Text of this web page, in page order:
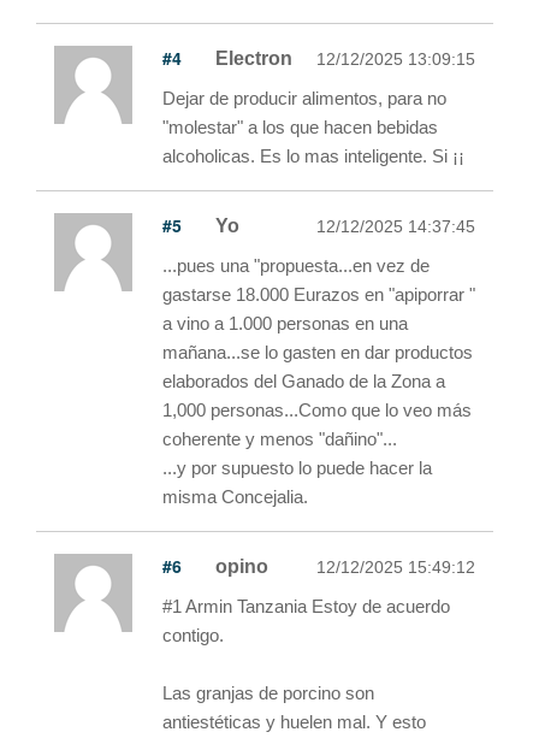
#4 Electron 12/12/2025 13:09:15
Dejar de producir alimentos, para no
"molestar" a los que hacen bebidas
alcoholicas. Es lo mas inteligente. Si ¡¡
#5 Yo 12/12/2025 14:37:45
...pues una "propuesta...en vez de
gastarse 18.000 Eurazos en "apiporrar "
a vino a 1.000 personas en una
mañana...se lo gasten en dar productos
elaborados del Ganado de la Zona a
1,000 personas...Como que lo veo más
coherente y menos "dañino"...
...y por supuesto lo puede hacer la
misma Concejalia.
#6 opino 12/12/2025 15:49:12
#1 Armin Tanzania Estoy de acuerdo
contigo.
Las granjas de porcino son
antiestéticas y huelen mal. Y esto